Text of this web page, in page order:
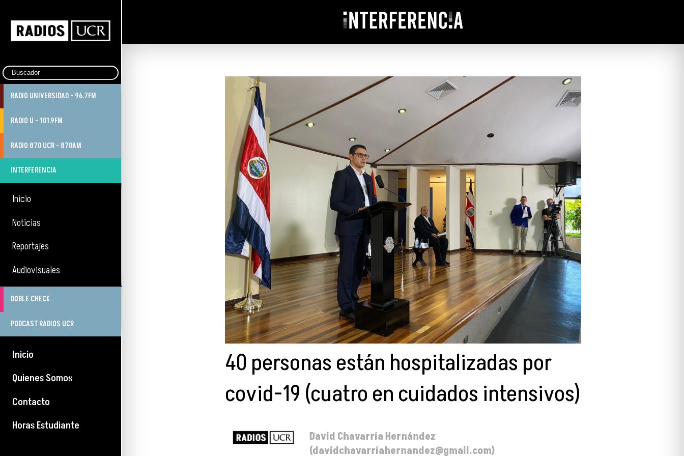
RADIO UNIVERSIDAD - 96.7FM
RADIO U - 101.9FM
RADIO 870 UCR - 870AM
INTERFERENCIA
Inicio
Noticias
Reportajes
Audiovisuales
DOBLE CHECK
PODCAST RADIOS UCR
Inicio
Quienes Somos
Contacto
Horas Estudiante
40 personas están hospitalizadas por
covid-19 (cuatro en cuidados intensivos)
David Chavarría Hernández
(davidchavarríahernandez@gmail.com)